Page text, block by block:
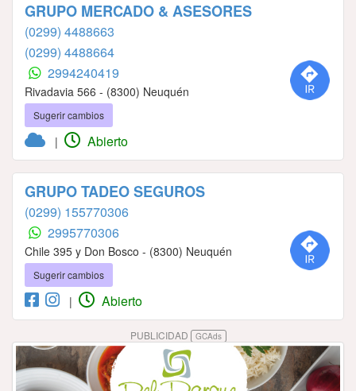
GRUPO MERCADO & ASESORES
(0299) 4488663
(0299) 4488664
2994240419
Rivadavia 566 - (8300) Neuquén
Sugerir cambios
| Abierto
GRUPO TADEO SEGUROS
(0299) 155770306
2995770306
Chile 395 y Don Bosco - (8300) Neuquén
Sugerir cambios
| Abierto
PUBLICIDAD GCAds